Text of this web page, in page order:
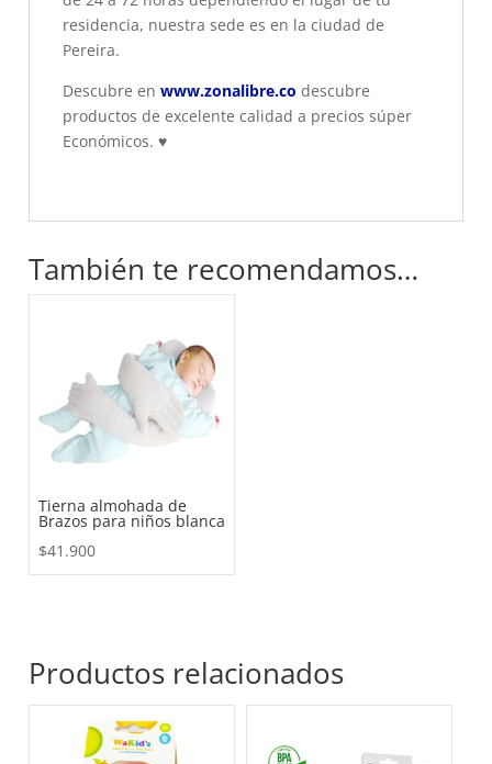
residencia, nuestra sede es en la ciudad de
Pereira.
Descubre en www.zonalibre.co descubre
productos de excelente calidad a precios súper
Económicos. ♥
También te recomendamos…
Tierna almohada de
Brazos para niños blanca
$41.900
Productos relacionados